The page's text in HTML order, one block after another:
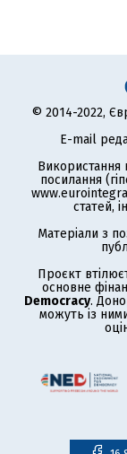
© 2014-2022,
E-mail
Використання
посилання
статей,
Матеріали з
Проєкт
основне
Democracy.
можуть із